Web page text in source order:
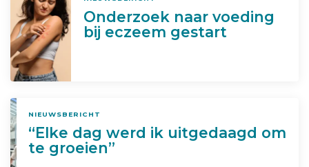
Onderzoek naar voeding
bij eczeem gestart
NIEUWSBERICHT
“Elke dag werd ik uitgedaagd om
te groeien”